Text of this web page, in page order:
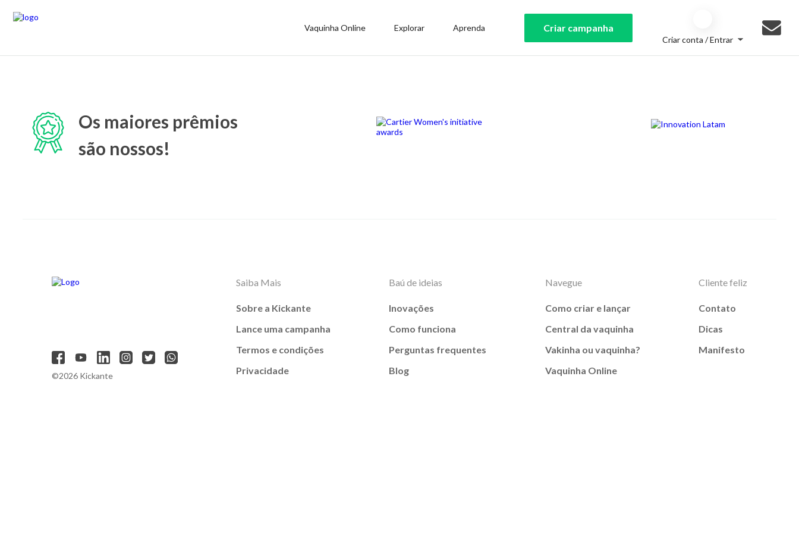
Vaquinha Online Explorar Aprenda Criar campanha
Criar conta / Entrar
Os maiores prêmios
são nossos!
©2026 Kickante
Saiba Mais
Sobre a Kickante
Lance uma campanha
Termos e condições
Privacidade
Baú de ideias
Inovações
Como funciona
Perguntas frequentes
Blog
Navegue
Como criar e lançar
Central da vaquinha
Vakinha ou vaquinha?
Vaquinha Online
Cliente feliz
Contato
Dicas
Manifesto